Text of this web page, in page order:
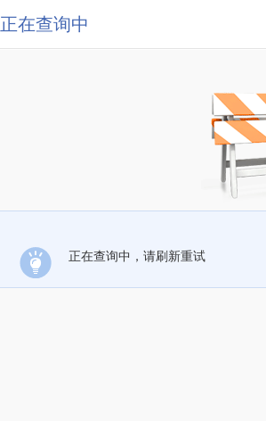
正在查询中
正在查询中，请刷新重试